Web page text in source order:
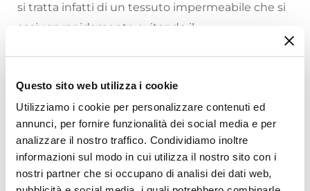
Questo sito web utilizza i cookie
Utilizziamo i cookie per personalizzare contenuti ed
annunci, per fornire funzionalità dei social media e per
analizzare il nostro traffico. Condividiamo inoltre
informazioni sul modo in cui utilizza il nostro sito con i
nostri partner che si occupano di analisi dei dati web,
si tratta infatti di un tessuto impermeabile che si
asciuga rapidamente evitando il
I moduli possono essere fissati tra loro tramite
fibbie collocate al di sotto della struttura (non
visibili). L'imbottitura di Baku arriva sottovuoto: è
sufficiente inserirla nella fodera per ottenere il
divano completo! Si consiglia di attendere 24-48
Riepilogo Caratteristiche
Caratteristiche
Tipologia
Poltrona
Serie